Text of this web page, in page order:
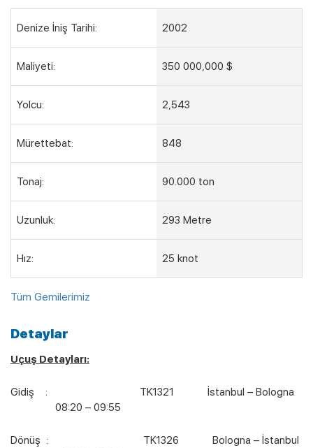
Denize İniş Tarihi: 2002
Maliyeti: 350 000,000 $
Yolcu: 2,543
Mürettebat: 848
Tonaj: 90.000 ton
Uzunluk: 293 Metre
Hız: 25 knot
Tüm Gemilerimiz
Detaylar
Uçuş Detayları:
Gidiş : TK1321 İstanbul – Bologna
08:20 – 09:55
Dönüş : TK1326 Bologna – İstanbul